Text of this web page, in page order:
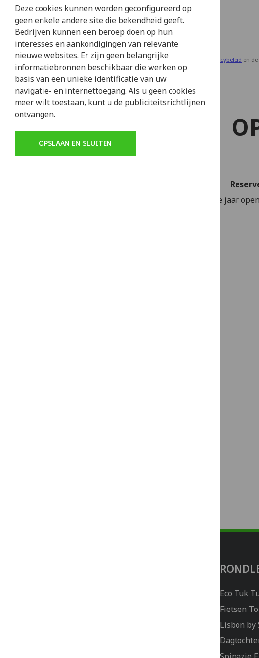
Verklaar dat u devoorwaarden kent
VERZENDEN
Deze site wordt beschermd door reCAPTCHA en het Privacybeleid en de
We zijn het hele jaar
Eco Tuk
Fietsen
Lisbon by
Spinazie
Deze cookies kunnen worden geconfigureerd op
geen enkele andere site die bekendheid geeft.
Bedrijven kunnen een beroep doen op hun
interesses en aankondigingen van relevante
nieuwe websites. Er zijn geen belangrijke
informatiebronnen beschikbaar die werken op
basis van een unieke identificatie van uw
navigatie- en internettoegang. Als u geen cookies
meer wilt toestaan, kunt u de publiciteitsrichtlijnen
ontvangen.
OPSLAAN EN SLUITEN